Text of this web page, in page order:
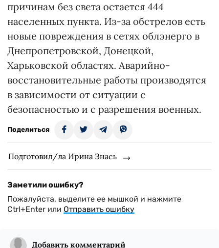
причинам без света остается 444
населенных пункта. Из-за обстрелов есть
новые повреждения в сетях облэнерго в
Днепропетровской, Донецкой,
Харьковской областях. Аварийно-
восстановительные работы производятся
в зависимости от ситуации с
безопасностью и с разрешения военных.
Поделиться
Подготовил/ла Ирина Знась
Заметили ошибку?
Пожалуйста, выделите ее мышкой и нажмите
Ctrl+Enter или Отправить ошибку
Добавить комментарий